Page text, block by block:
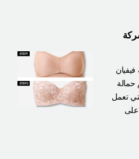
حمالة
تعمل
على